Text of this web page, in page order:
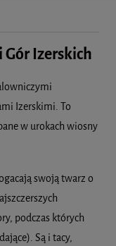
Gór Izerskich
Izerskimi. To
w urokach wiosny
swoją twarz o
podczas których
Są i tacy,